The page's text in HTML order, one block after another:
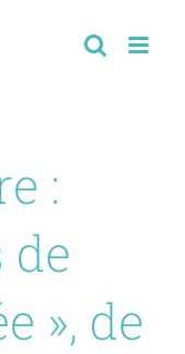
:
de
», de